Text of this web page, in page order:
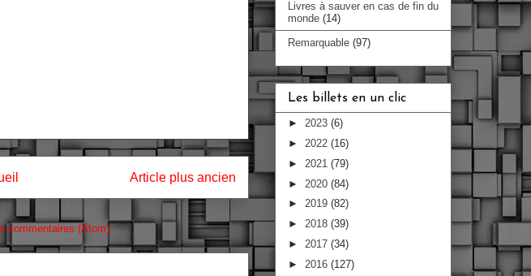
Article plus ancien
commentaires (Atom)
Livres à sauver en cas de fin du
monde (14)
Remarquable (97)
Les billets en un clic
► 2023 (6)
► 2022 (16)
► 2021 (79)
► 2020 (84)
► 2019 (82)
► 2018 (39)
► 2017 (34)
► 2016 (127)